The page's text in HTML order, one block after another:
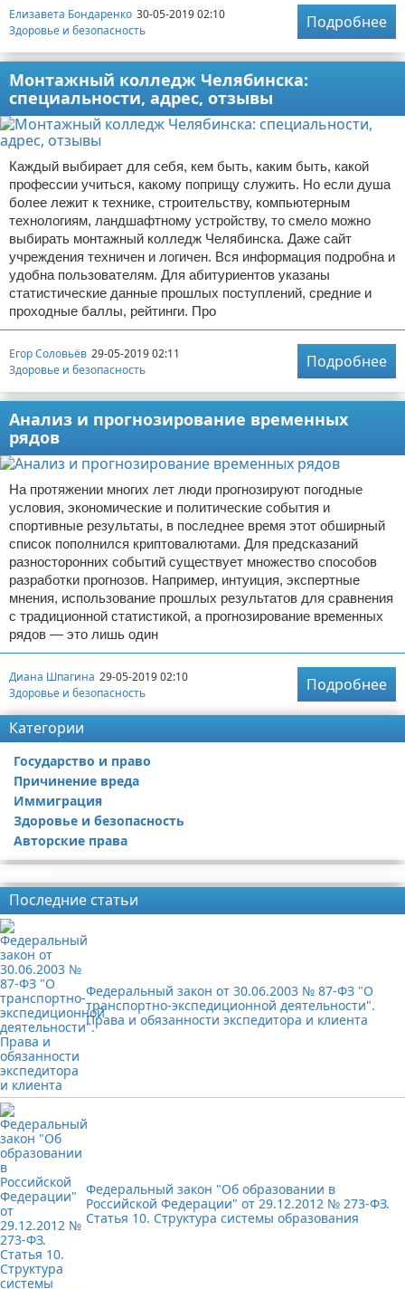
Елизавета Бондаренко 30-05-2019 02:10
Здоровье и безопасность
Подробнее
Монтажный колледж Челябинска:
специальности, адрес, отзывы
Каждый выбирает для себя, кем быть, каким быть, какой
профессии учиться, какому поприщу служить. Но если душа
более лежит к технике, строительству, компьютерным
технологиям, ландшафтному устройству, то смело можно
выбирать монтажный колледж Челябинска. Даже сайт
учреждения техничен и логичен. Вся информация подробна и
удобна пользователям. Для абитуриентов указаны
статистические данные прошлых поступлений, средние и
проходные баллы, рейтинги. Про
Егор Соловьёв 29-05-2019 02:11
Здоровье и безопасность
Подробнее
Анализ и прогнозирование временных
рядов
На протяжении многих лет люди прогнозируют погодные
условия, экономические и политические события и
спортивные результаты, в последнее время этот обширный
список пополнился криптовалютами. Для предсказаний
разносторонних событий существует множество способов
разработки прогнозов. Например, интуиция, экспертные
мнения, использование прошлых результатов для сравнения
с традиционной статистикой, а прогнозирование временных
рядов — это лишь один
Диана Шпагина 29-05-2019 02:10
Здоровье и безопасность
Подробнее
Категории
Государство и право
Причинение вреда
Иммиграция
Здоровье и безопасность
Авторские права
Последние статьи
Федеральный закон от 30.06.2003 № 87-ФЗ "О
транспортно-экспедиционной деятельности".
Права и обязанности экспедитора и клиента
Федеральный закон "Об образовании в
Российской Федерации" от 29.12.2012 № 273-ФЗ.
Статья 10. Структура системы образования